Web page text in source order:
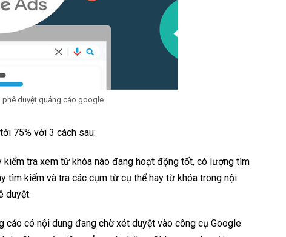
phê duyệt quảng cáo google
75% với 3 cách sau:
tra xem từ khóa nào đang hoạt động tốt, có lượng tìm
tìm kiếm và tra các cụm từ cụ thể hay từ khóa trong nội
duyệt.
cáo có nội dung đang chờ xét duyệt vào công cụ Google